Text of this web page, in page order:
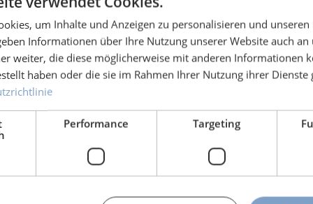
um Inhalte und Anzeigen zu personalisieren und
Informationen über Ihre Nutzung unserer Website auch an
weiter, die diese möglicherweise mit anderen Informationen
haben oder die sie im Rahmen Ihrer Nutzung ihrer Dienste
Performance Targeting